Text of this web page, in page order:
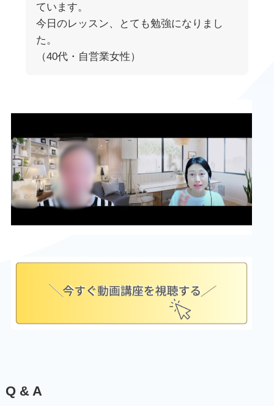
ています。
今日のレッスン、とても勉強になりまし
た。
（40代・自営業女性）
Q & A